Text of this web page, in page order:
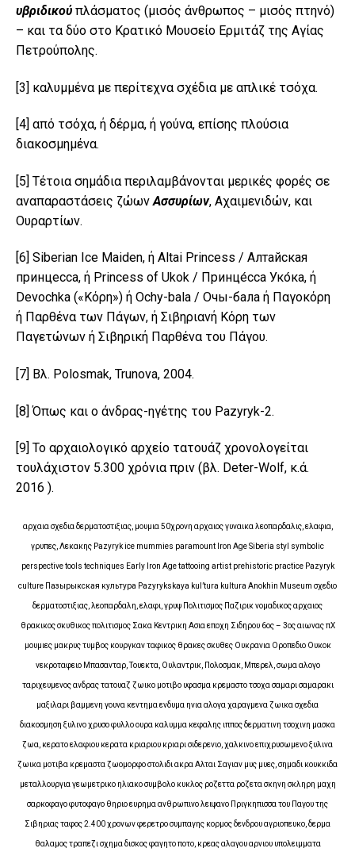
υβριδικού πλάσματος (μισός άνθρωπος – μισός πτηνό)
– και τα δύο στο Κρατικό Μουσείο Ερμιτάζ της Αγίας
Πετρούπολης.
[3] καλυμμένα με περίτεχνα σχέδια με απλικέ τσόχα.
[4] από τσόχα, ή δέρμα, ή γούνα, επίσης πλούσια
διακοσμημένα.
[5] Τέτοια σημάδια περιλαμβάνονται μερικές φορές σε
αναπαραστάσεις ζώωνΑσσυρίων, Αχαιμενιδών, και
Ουραρτίων.
[6] Siberian Ice Maiden, ή Altai Princess / Алтайская
принцесса, ή Princess of Ukok / Принце́сса Уко́ка, ή
Devochka («Κόρη») ή Ochy-bala / Очы-бала ή Παγοκόρη
ή Παρθένα των Πάγων, ή Σιβηριανή Κόρη των
Παγετώνων ή Σιβηρική Παρθένα του Πάγου.
[7] Βλ. Polosmak, Trunova, 2004.
[8] Όπως και ο άνδρας-ηγέτης του Pazyryk-2.
[9] Το αρχαιολογικό αρχείο τατουάζ χρονολογείται
τουλάχιστον 5.300 χρόνια πριν (βλ. Deter-Wolf, κ.ά.
2016 ).
αρχαια σχεδια δερματοστιξιας, μουμια 50χρονη αρχαιος γυναικα λεοπαρδαλις, ελαφια,
γρυπες, Λεκακης Pazyryk ice mummies paramount Iron Age Siberia styl symbolic
perspective tools techniques Early Iron Age tattooing artist prehistoric practice Pazyryk
culture Пазырыкская культура Pazyrykskaya kul’tura kultura Anokhin Museum σχεδιο
δερματοστιξιας, λεοπαρδαλη, ελαφι, γρυψ Πολιτισμος Παζιρικ νομαδικος αρχαιος
θρακικος σκυθικος πολιτισμος Σακα Κεντρικη Ασια εποχη Σιδηρου 6ος – 3ος αιωνας πΧ
μουμιες μακρυς τυμβος κουργκαν ταφικος θρακες σκυθες Ουκρανια Οροπεδιο Ουκοκ
νεκροταφειο Μπασανταρ, Τουεκτα, Ουλαντρικ, Πολοσμακ, Μπερελ, σωμα αλογο
ταριχευμενος ανδρας τατουαζ ζωικο μοτιβο υφασμα κρεμαστο τσοχα σαμαρι σαμαρακι
μαξιλαρι βαμμενη γουνα κεντημα ενδυμα ηνια αλογα χαραγμενα ζωικα σχεδια
διακοσμηση ξυλινο χρυσο φυλλο ουρα καλυμμα κεφαλης ιππος δερματινη τσοχινη μασκα
ζωα, κερατο ελαφιου κερατα κριαριου κριαρι σιδερενιο, χαλκινο επιχρυσωμενο ξυλινα
ζωικα μοτιβα κρεμαστα ζωομορφο στολιδι ακρα Αλται Σαγιαν μυς μυες, σημαδι κουκκιδα
μεταλλουργια γεωμετρικο ηλιακο συμβολο κυκλος ροζεττα ροζετα σκηνη σκληρη μαχη
σαρκοφαγο φυτοφαγο θηριο ευρημα ανθρωπινο λειψανο Πριγκηπισσα του Παγου της
Σιβηριας ταφος 2.400 χρονων φερετρο συμπαγης κορμος δενδρου αγριοπευκο, δερμα
θαλαμος τραπεζι σχημα δισκος φαγητο ποτο, κρεας αλαγου αρνιου υπολειμματα